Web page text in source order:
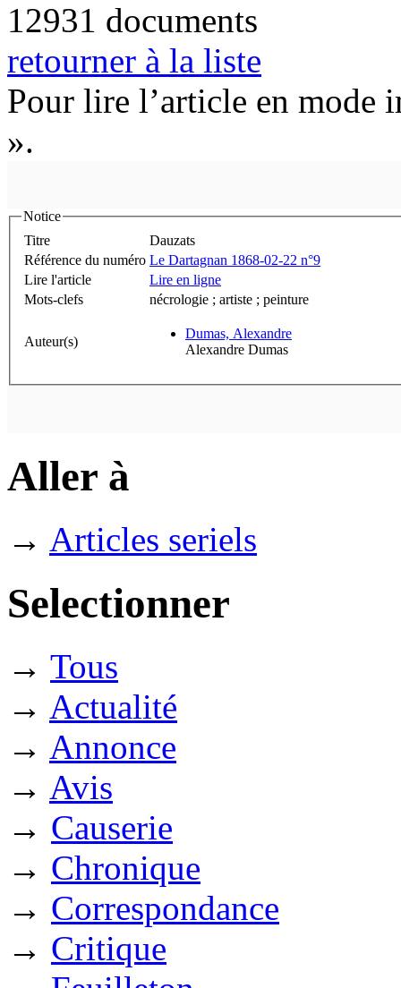
12931 documents
retourner à la liste
Pour lire l’article en mode
».
Notice
Titre
Dauzats
Référence du numéro Le Dartagnan 1868-02-22 n°9
Lire l'article
Lire en ligne
Mots-clefs
nécrologie ; artiste ; peinture
Auteur(s)
Dumas, Alexandre
Alexandre Dumas
Aller à
→ Articles seriels
Selectionner
→ Tous
→ Actualité
→ Annonce
→ Avis
→ Causerie
→ Chronique
→ Correspondance
→ Critique